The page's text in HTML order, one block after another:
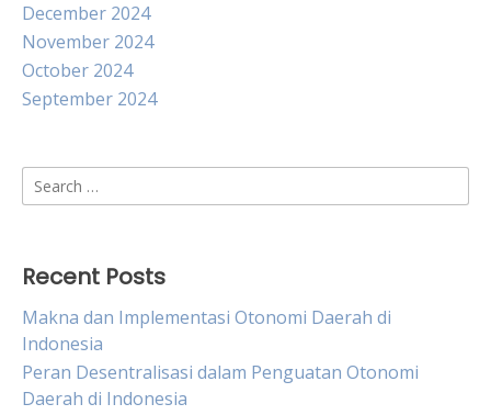
December 2024
November 2024
October 2024
September 2024
Search
for:
Recent Posts
Makna dan Implementasi Otonomi Daerah di
Indonesia
Peran Desentralisasi dalam Penguatan Otonomi
Daerah di Indonesia